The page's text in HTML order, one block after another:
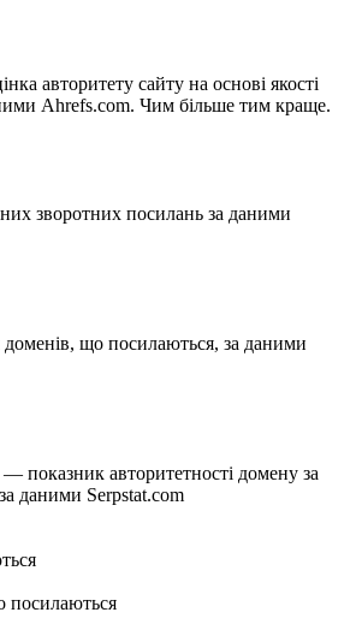
авторитету сайту на основі якості
Ahrefs.com. Чим більше тим краще.
зворотних посилань за даними
доменів, що посилаються, за даними
показник авторитетності домену за
даними Serpstat.com
посилаються